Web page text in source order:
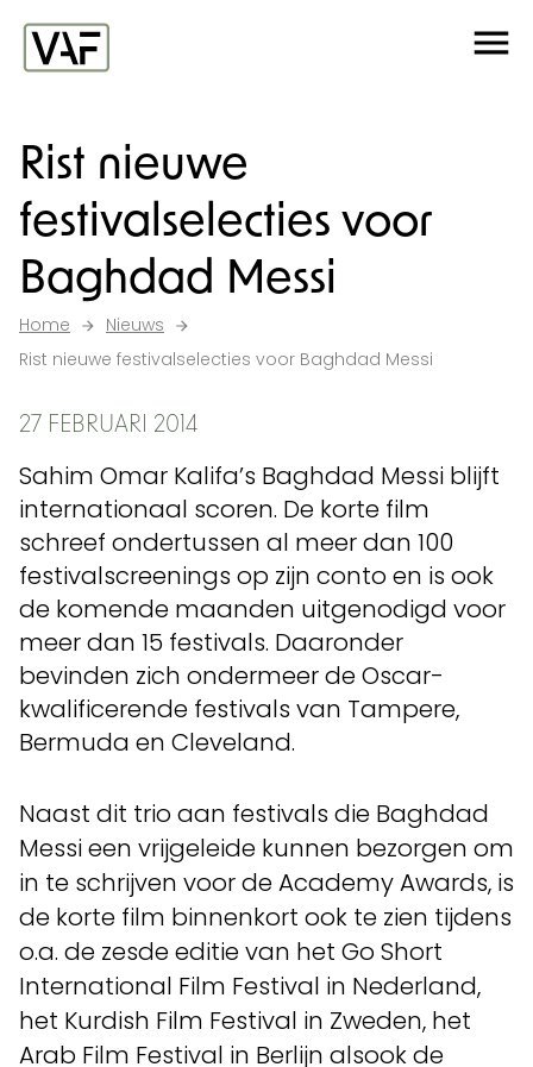
Ga verder naar de inhoud
Rist nieuwe
festivalselecties voor
Baghdad Messi
Home
Nieuws
Rist nieuwe festivalselecties voor Baghdad Messi
27 FEBRUARI 2014
Sahim Omar Kalifa’s Baghdad Messi blijft
internationaal scoren. De korte film
schreef ondertussen al meer dan 100
festivalscreenings op zijn conto en is ook
de komende maanden uitgenodigd voor
meer dan 15 festivals. Daaronder
bevinden zich ondermeer de Oscar-
kwalificerende festivals van Tampere,
Bermuda en Cleveland.
Naast dit trio aan festivals die Baghdad
Messi een vrijgeleide kunnen bezorgen om
in te schrijven voor de Academy Awards, is
de korte film binnenkort ook te zien tijdens
o.a. de zesde editie van het Go Short
International Film Festival in Nederland,
het Kurdish Film Festival in Zweden, het
Arab Film Festival in Berlijn alsook de